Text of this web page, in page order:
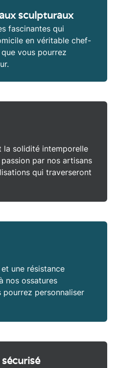
sculpturaux
fascinantes qui
en véritable chef-
que vous pourrez
la solidité intemporelle
par nos artisans
qui traverseront
une résistance
nos ossatures
pourrez personnaliser